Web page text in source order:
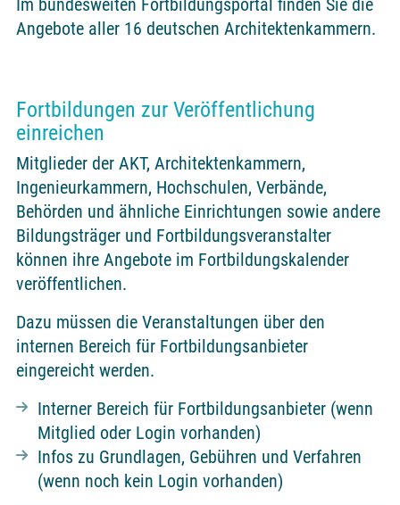
Im bundesweiten Fortbildungsportal finden Sie die
Angebote aller 16 deutschen Architektenkammern.
Fortbildungen zur Veröffentlichung
einreichen
Mitglieder der AKT, Architektenkammern,
Ingenieurkammern, Hochschulen, Verbände,
Behörden und ähnliche Einrichtungen sowie andere
Bildungsträger und Fortbildungsveranstalter
können ihre Angebote im Fortbildungskalender
veröffentlichen.
Dazu müssen die Veranstaltungen über den
internen Bereich für Fortbildungsanbieter
eingereicht werden.
Interner Bereich für Fortbildungsanbieter (wenn
Mitglied oder Login vorhanden)
Infos zu Grundlagen, Gebühren und Verfahren
(wenn noch kein Login vorhanden)